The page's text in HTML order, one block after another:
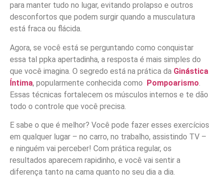
para manter tudo no lugar, evitando prolapso e outros
desconfortos que podem surgir quando a musculatura
está fraca ou flácida.
Agora, se você está se perguntando como conquistar
essa tal ppka apertadinha, a resposta é mais simples do
que você imagina. O segredo está na prática da Ginástica
Íntima, popularmente conhecida como Pompoarismo
Essas técnicas fortalecem os músculos internos e te dão
todo o controle que você precisa.
E sabe o que é melhor? Você pode fazer esses exercícios
em qualquer lugar – no carro, no trabalho, assistindo TV –
e ninguém vai perceber! Com prática regular, os
resultados aparecem rapidinho, e você vai sentir a
diferença tanto na cama quanto no seu dia a dia.